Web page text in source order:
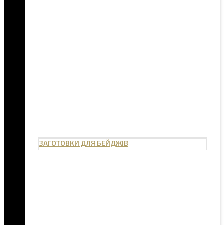
ЗАГОТОВКИ ДЛЯ БЕЙДЖІВ